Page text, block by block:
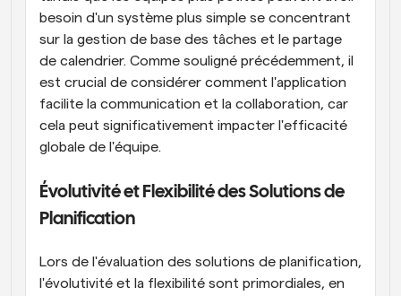
besoin d'un système plus simple se concentrant
sur la gestion de base des tâches et le partage
de calendrier. Comme souligné précédemment, il
est crucial de considérer comment l'application
facilite la communication et la collaboration, car
cela peut significativement impacter l'efficacité
globale de l'équipe.
Évolutivité et Flexibilité des Solutions de
Planification
Lors de l'évaluation des solutions de planification,
l'évolutivité et la flexibilité sont primordiales, en